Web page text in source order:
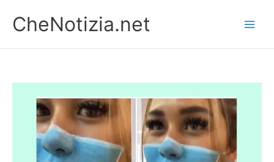
contenuto
CheNotizia.net